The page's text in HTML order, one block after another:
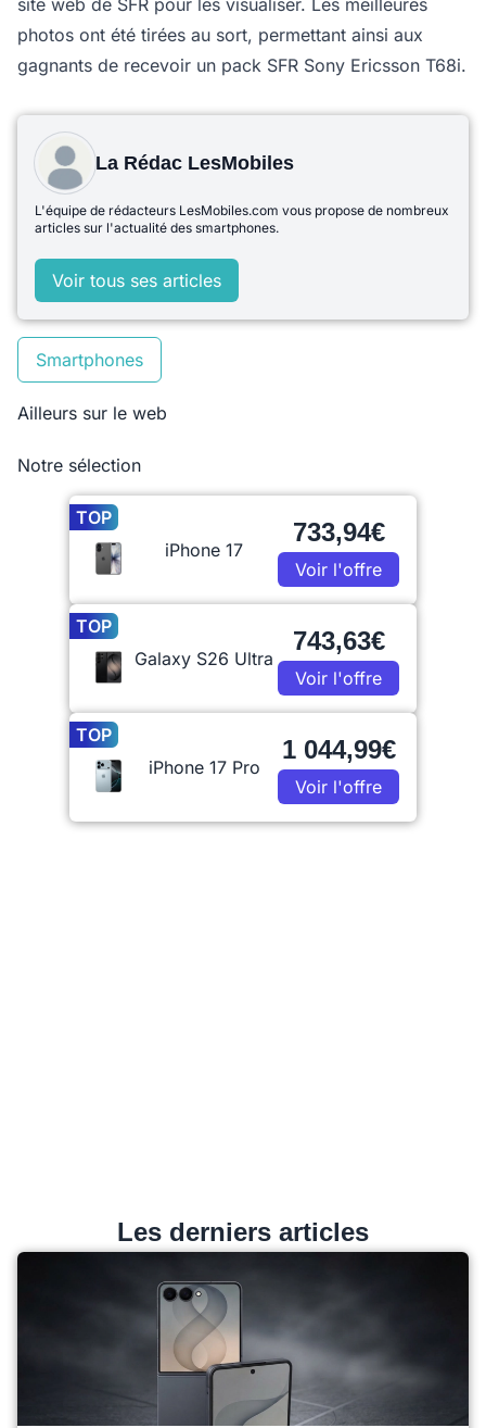
site web de SFR pour les visualiser. Les meilleures
photos ont été tirées au sort, permettant ainsi aux
gagnants de recevoir un pack SFR Sony Ericsson T68i.
La Rédac LesMobiles
L'équipe de rédacteurs LesMobiles.com vous propose de nombreux
articles sur l'actualité des smartphones.
Voir tous ses articles
Smartphones
Ailleurs sur le web
Notre sélection
TOP
iPhone 17
733,94€
Voir l'offre
TOP
Galaxy S26 Ultra
743,63€
Voir l'offre
TOP
iPhone 17 Pro
1 044,99€
Voir l'offre
Les derniers articles